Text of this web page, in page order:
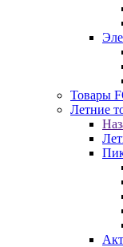
Товары
Летние